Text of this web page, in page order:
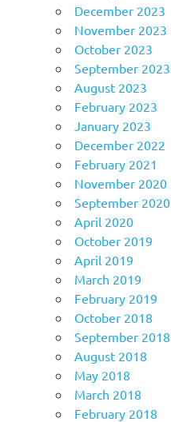
December 2023
November 2023
October 2023
September 2023
August 2023
February 2023
January 2023
December 2022
February 2021
November 2020
September 2020
April 2020
October 2019
April 2019
March 2019
February 2019
October 2018
September 2018
August 2018
May 2018
March 2018
February 2018